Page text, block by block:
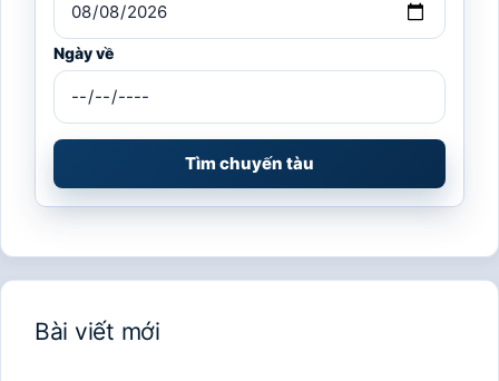
Ngày về
Tìm chuyến tàu
Bài viết mới